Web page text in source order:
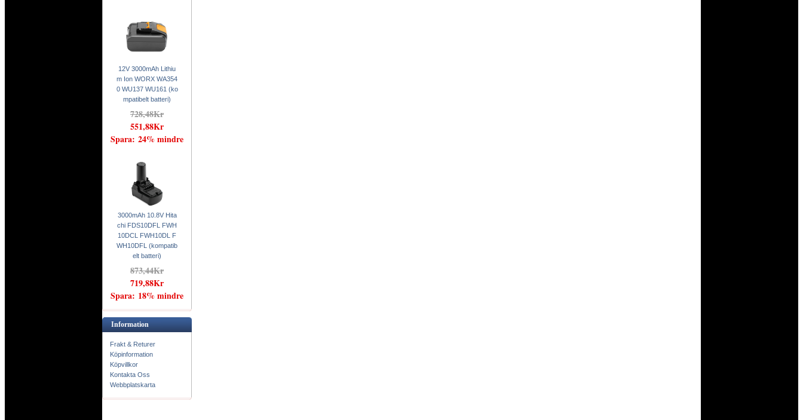
12V 3000mAh Lithiu
m Ion WORX WA354
0 WU137 WU161 (ko
mpatibelt batteri)
728,48Kr
551,88Kr
Spara: 24% mindre
3000mAh 10.8V Hita
chi FDS10DFL FWH
10DCL FWH10DL F
WH10DFL (kompatib
elt batteri)
873,44Kr
719,88Kr
Spara: 18% mindre
Information
Frakt & Returer
Köpinformation
Köpvillkor
Kontakta Oss
Webbplatskarta